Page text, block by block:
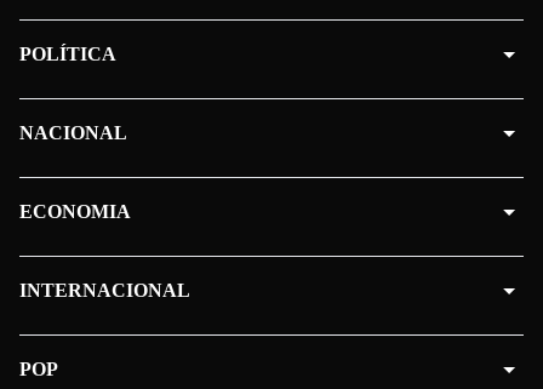
POLÍTICA
NACIONAL
ECONOMIA
INTERNACIONAL
POP